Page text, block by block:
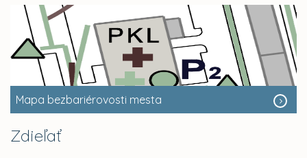
Mapa bezbariérovosti mesta
Zdieľať